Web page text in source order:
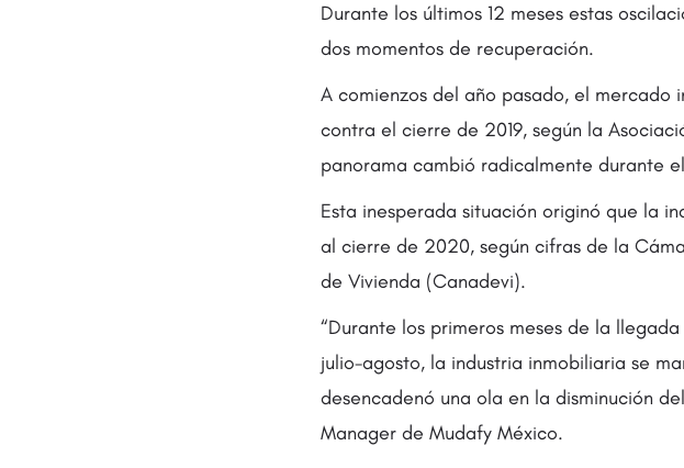
Durante los últimos 12 meses estas
dos momentos de recuperación.
A comienzos del año pasado, el mercado
contra el cierre de 2019, según la
panorama cambió radicalmente durante
Esta inesperada situación originó que la
al cierre de 2020, según cifras de la
de Vivienda (Canadevi).
“Durante los primeros meses de la
julio-agosto, la industria inmobiliaria se
desencadenó una ola en la disminución
Manager de Mudafy México.